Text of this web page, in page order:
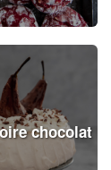
chocolat